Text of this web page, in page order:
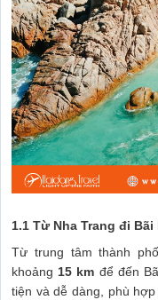
1.1 Từ Nha Trang đi
Từ trung tâm thành
khoảng 15 km để đến
tiện và dễ dàng, phù